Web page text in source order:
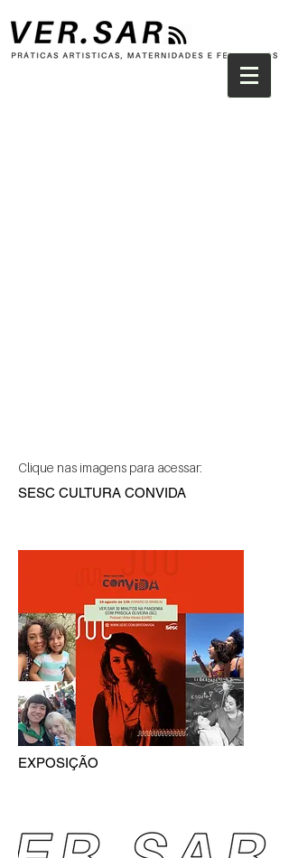
Clique nas imagens para acessar:
SESC CULTURA CONVIDA
EXPOSIÇÃO